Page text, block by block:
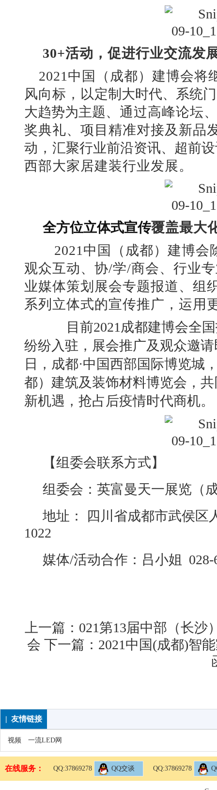
30+活动，促进行业交流发
2021 中国（成都）建博会将
风向标，以定制大时代、系统
大趋势为主题、通过高峰论坛
奖典礼、项目精准对接及新品
动， 汇聚行业前沿资讯、超前
西部大家居建装行业发展。
全方位立体式宣传覆盖最大
2021 中国（成都）建博会
观众互动、协/学/商会、行业
业媒体策划展会专题报道、组
系列立体式的宣传推广，运用
目前2021成都建博会全
纷纷入驻，展会推广及观众邀
日，成都·中国西部国际博览城
都）建筑及装饰材料博览会，
新机遇，抢占后疫情时代商机。
【组委会联系方式】
组委会：英富曼天一展览（
地址：
四川省成都市武侯区
1022
媒体/活动合作：吕小姐 028-
上一篇： 021第13届中部（长沙
会 下一篇： 2021中国(成都)智
| 友情链接
视频 一流LED网
在线服务： QQ:37869278 QQ交谈 QQ:37869278